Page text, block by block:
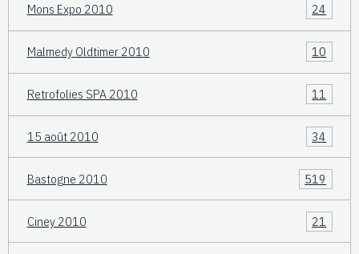
Mons Expo 2010 24
Malmedy Oldtimer 2010 10
Retrofolies SPA 2010 11
15 août 2010 34
Bastogne 2010 519
Ciney 2010 21